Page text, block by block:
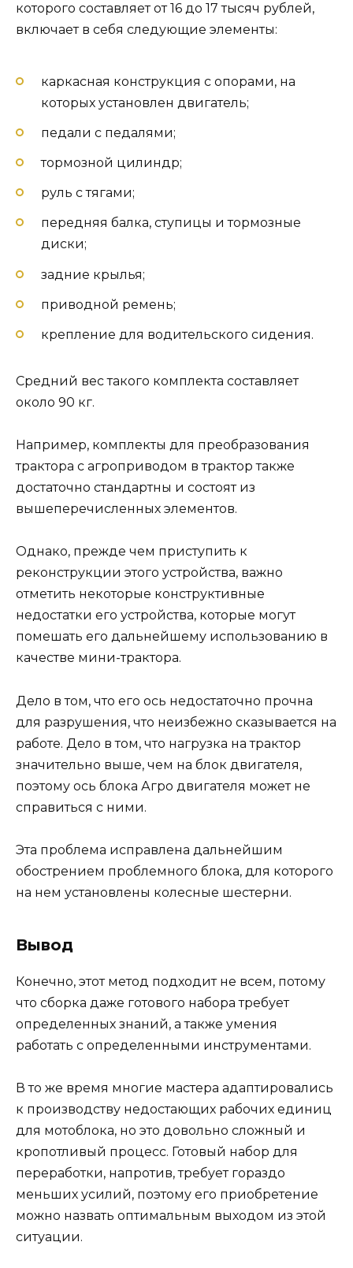
которого составляет от 16 до 17 тысяч рублей,
включает в себя следующие элементы:
каркасная конструкция с опорами, на
которых установлен двигатель;
педали с педалями;
тормозной цилиндр;
руль с тягами;
передняя балка, ступицы и тормозные
диски;
задние крылья;
приводной ремень;
крепление для водительского сидения.
Средний вес такого комплекта составляет
около 90 кг.
Например, комплекты для преобразования
трактора с агроприводом в трактор также
достаточно стандартны и состоят из
вышеперечисленных элементов.
Однако, прежде чем приступить к
реконструкции этого устройства, важно
отметить некоторые конструктивные
недостатки его устройства, которые могут
помешать его дальнейшему использованию в
качестве мини-трактора.
Дело в том, что его ось недостаточно прочна
для разрушения, что неизбежно сказывается на
работе. Дело в том, что нагрузка на трактор
значительно выше, чем на блок двигателя,
поэтому ось блока Агро двигателя может не
справиться с ними.
Эта проблема исправлена ​​дальнейшим
обострением проблемного блока, для которого
на нем установлены колесные шестерни.
Вывод
Конечно, этот метод подходит не всем, потому
что сборка даже готового набора требует
определенных знаний, а также умения
работать с определенными инструментами.
В то же время многие мастера адаптировались
к производству недостающих рабочих единиц
для мотоблока, но это довольно сложный и
кропотливый процесс. Готовый набор для
переработки, напротив, требует гораздо
меньших усилий, поэтому его приобретение
можно назвать оптимальным выходом из этой
ситуации.